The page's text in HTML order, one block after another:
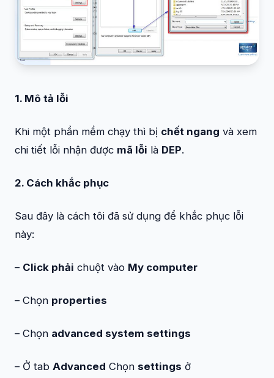
1. Mô tả lỗi
Khi một phần mềm chạy thì bị chết ngang và xem
chi tiết lỗi nhận được mã lỗi là DEP.
2. Cách khắc phục
Sau đây là cách tôi đã sử dụng để khắc phục lỗi
này:
– Click phải chuột vào My computer
– Chọn properties
– Chọn advanced system settings
– Ở tab Advanced Chọn settings ở